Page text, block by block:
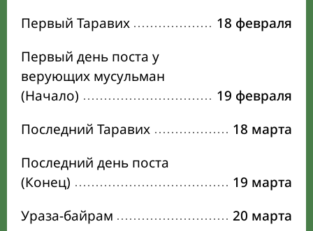
Первый Таравих
18 февраля
Первый день поста у
верующих мусульман
(Начало)
19 февраля
Последний Таравих
18 марта
Последний день поста
(Конец)
19 марта
Ураза-байрам
20 марта